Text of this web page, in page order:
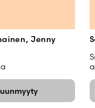
Jenny